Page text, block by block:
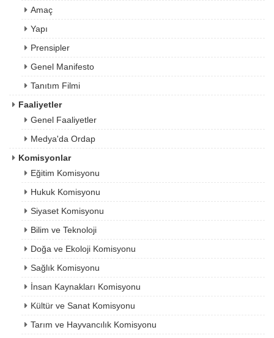
Amaç
Yapı
Prensipler
Genel Manifesto
Tanıtım Filmi
Faaliyetler
Genel Faaliyetler
Medya'da Ordap
Komisyonlar
Eğitim Komisyonu
Hukuk Komisyonu
Siyaset Komisyonu
Bilim ve Teknoloji
Doğa ve Ekoloji Komisyonu
Sağlık Komisyonu
İnsan Kaynakları Komisyonu
Kültür ve Sanat Komisyonu
Tarım ve Hayvancılık Komisyonu